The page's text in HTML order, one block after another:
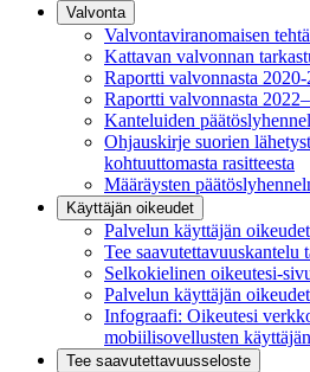
Valvonta
Valvontaviranomaisen
Kattavan valvonnan
Raportti valvonnasta 2020-
Raportti valvonnasta
Kanteluiden
Ohjauskirje suorien
kohtuuttomasta rasitteesta
Määräysten
Käyttäjän oikeudet
Palvelun käyttäjän oikeudet
Tee saavutettavuuskantelu
Selkokielinen oikeutesi-
Palvelun käyttäjän
Infograafi: Oikeutesi
mobiilisovellusten
Tee saavutettavuusseloste